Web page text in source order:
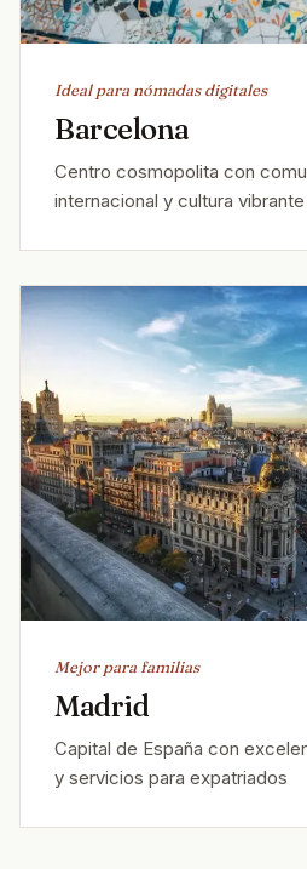
Ideal para nómadas digitales
Barcelona
Centro cosmopolita con
internacional y cultura vibrante
Mejor para familias
Madrid
Capital de España con
y servicios para expatriados